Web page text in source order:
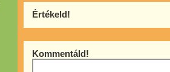
Értékeld!
Kommentáld!